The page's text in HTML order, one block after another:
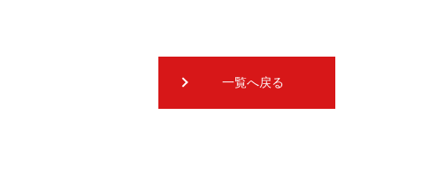
一覧へ戻る